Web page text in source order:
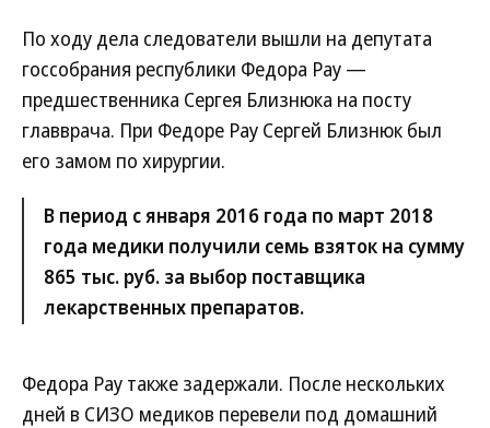
По ходу дела следователи вышли на депутата
госсобрания республики Федора Рау —
предшественника Сергея Близнюка на посту
главврача. При Федоре Рау Сергей Близнюк был
его замом по хирургии.
В период с января 2016 года по март 2018
года медики получили семь взяток на сумму
865 тыс. руб. за выбор поставщика
лекарственных препаратов.
Федора Рау также задержали. После нескольких
дней в СИЗО медиков перевели под домашний